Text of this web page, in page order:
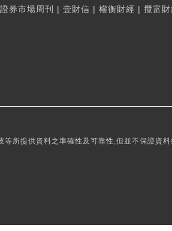
證券市場周刊 | 壹財信 | 權衡財經 | 攬富財
所提供資料之準確性及可靠性,但並不保證資